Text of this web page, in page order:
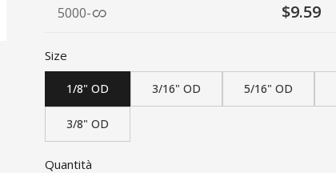
5000- $9.59
Size
1/8" OD 3/16" OD 5/16" OD
3/8" OD
Quantità